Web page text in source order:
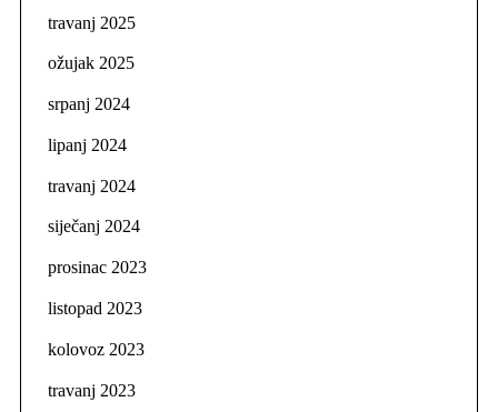
travanj 2025
ožujak 2025
srpanj 2024
lipanj 2024
travanj 2024
siječanj 2024
prosinac 2023
listopad 2023
kolovoz 2023
travanj 2023